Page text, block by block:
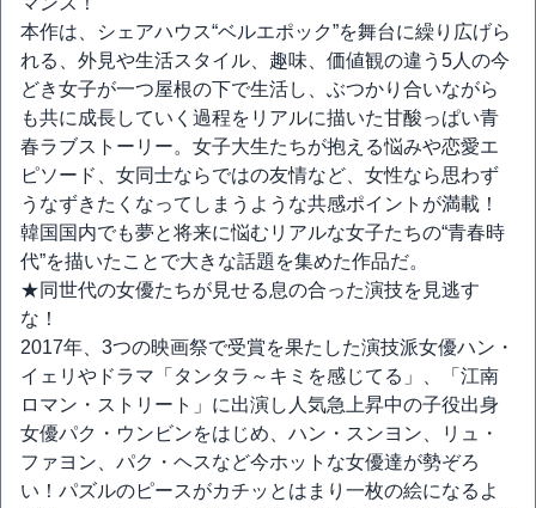
本作は、シェアハウス“ベルエポック”を舞台に繰り広げら
れる、外見や生活スタイル、趣味、価値観の違う5人の今
どき女子が一つ屋根の下で生活し、ぶつかり合いながら
も共に成長していく過程をリアルに描いた甘酸っぱい青
春ラブストーリー。女子大生たちが抱える悩みや恋愛エ
ピソード、女同士ならではの友情など、女性なら思わず
うなずきたくなってしまうような共感ポイントが満載！
韓国国内でも夢と将来に悩むリアルな女子たちの“青春時
代”を描いたことで大きな話題を集めた作品だ。
★同世代の女優たちが見せる息の合った演技を見逃す
な！
2017年、3つの映画祭で受賞を果たした演技派女優ハン・
イェリやドラマ「タンタラ～キミを感じてる」、「江南
ロマン・ストリート」に出演し人気急上昇中の子役出身
女優パク・ウンビンをはじめ、ハン・スンヨン、リュ・
ファヨン、パク・ヘスなど今ホットな女優達が勢ぞろ
い！パズルのピースがカチッとはまり一枚の絵になるよ